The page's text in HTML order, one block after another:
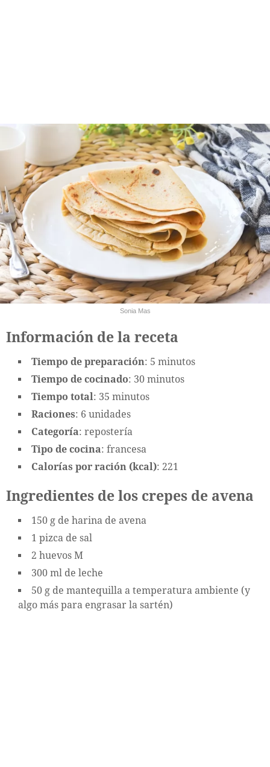
Sonia Mas
Información de la receta
Tiempo de preparación: 5 minutos
Tiempo de cocinado: 30 minutos
Tiempo total: 35 minutos
Raciones: 6 unidades
Categoría: repostería
Tipo de cocina: francesa
Calorías por ración (kcal): 221
Ingredientes de los crepes de avena
150 g de harina de avena
1 pizca de sal
2 huevos M
300 ml de leche
50 g de mantequilla a temperatura ambiente (y
algo más para engrasar la sartén)